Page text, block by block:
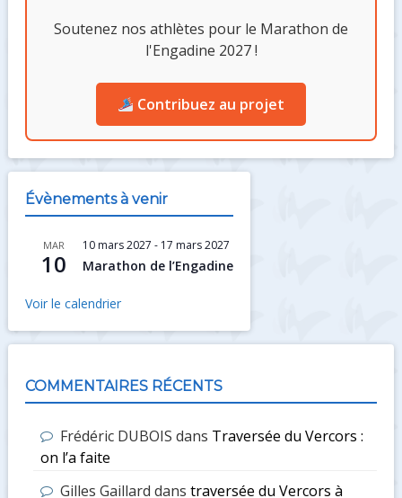
Soutenez nos athlètes pour le Marathon de
l'Engadine 2027 !
Contribuez au projet
Évènements à venir
MAR
10
10 mars 2027 - 17 mars 2027
Marathon de l’Engadine
Voir le calendrier
COMMENTAIRES RÉCENTS
Frédéric DUBOIS dans Traversée du Vercors :
on l’a faite
Gilles Gaillard dans traversée du Vercors à